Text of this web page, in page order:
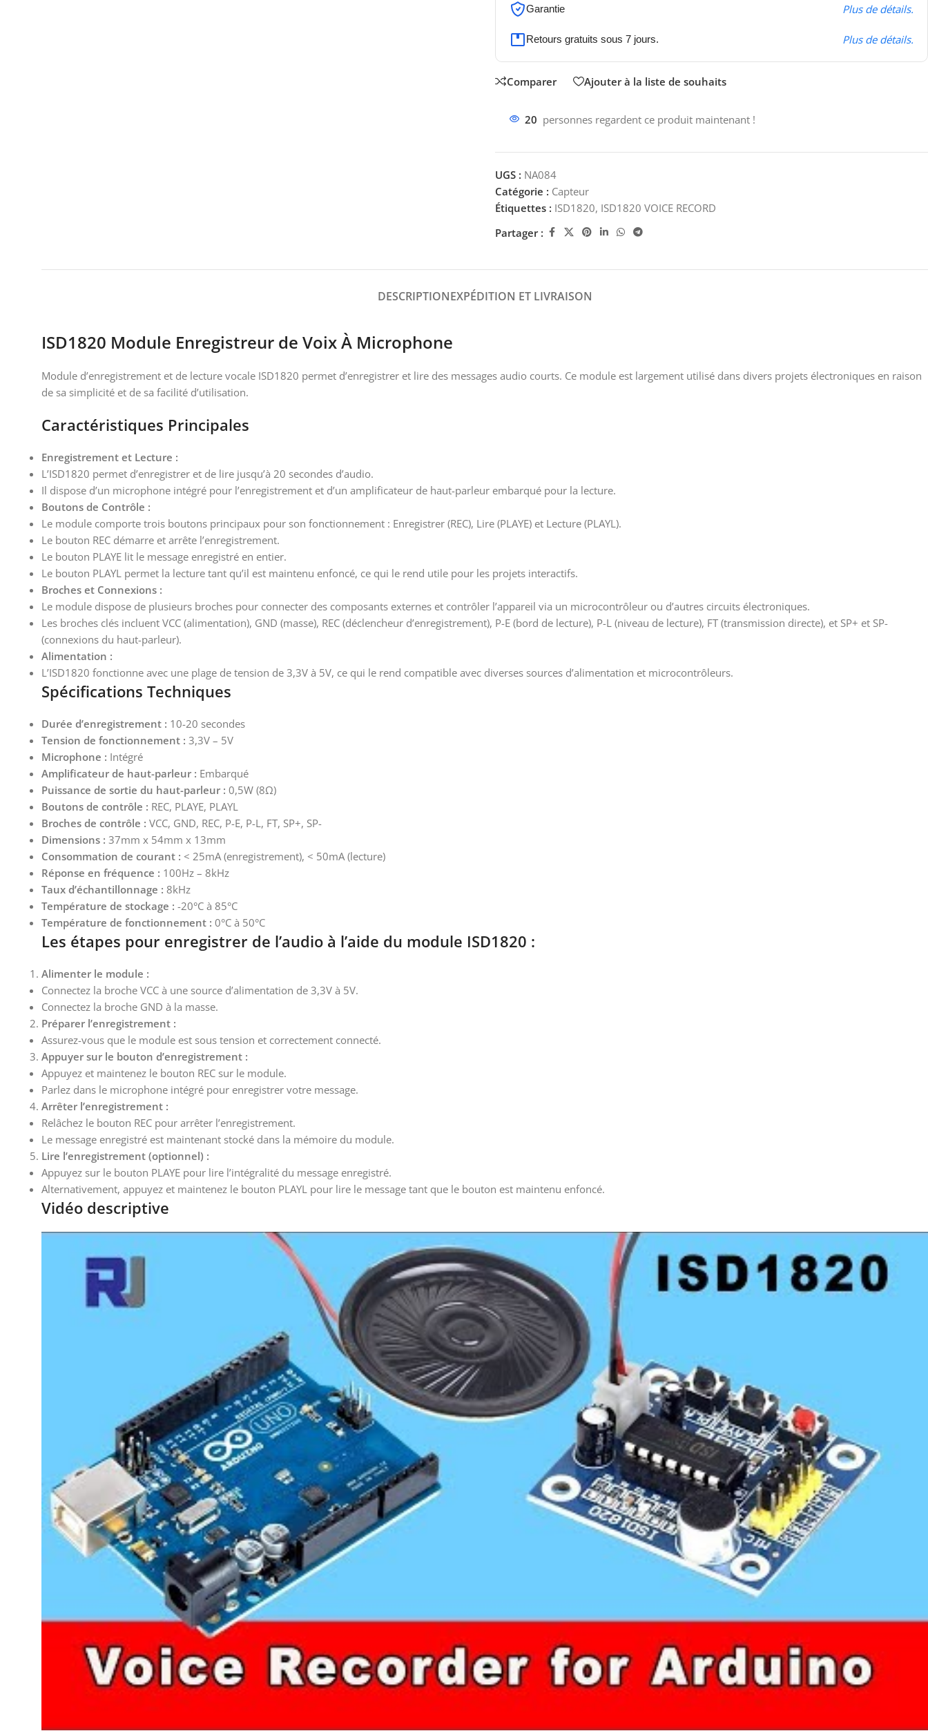
Garantie Plus de détails.
Retours gratuits sous 7 jours. Plus de détails.
Comparer Ajouter à la liste de souhaits
20 personnes regardent ce produit maintenant !
UGS : NA084
Catégorie : Capteur
Étiquettes : ISD1820, ISD1820 VOICE RECORD
Partager :
DESCRIPTIONEXPÉDITION ET LIVRAISON
ISD1820 Module Enregistreur de Voix À Microphone
Module d’enregistrement et de lecture vocale ISD1820 permet d’enregistrer et lire des messages audio courts. Ce module est largement utilisé dans divers projets électroniques en raison
de sa simplicité et de sa facilité d’utilisation.
Caractéristiques Principales
Enregistrement et Lecture :
L’ISD1820 permet d’enregistrer et de lire jusqu’à 20 secondes d’audio.
Il dispose d’un microphone intégré pour l’enregistrement et d’un amplificateur de haut-parleur embarqué pour la lecture.
Boutons de Contrôle :
Le module comporte trois boutons principaux pour son fonctionnement : Enregistrer (REC), Lire (PLAYE) et Lecture (PLAYL).
Le bouton REC démarre et arrête l’enregistrement.
Le bouton PLAYE lit le message enregistré en entier.
Le bouton PLAYL permet la lecture tant qu’il est maintenu enfoncé, ce qui le rend utile pour les projets interactifs.
Broches et Connexions :
Le module dispose de plusieurs broches pour connecter des composants externes et contrôler l’appareil via un microcontrôleur ou d’autres circuits électroniques.
Les broches clés incluent VCC (alimentation), GND (masse), REC (déclencheur d’enregistrement), P-E (bord de lecture), P-L (niveau de lecture), FT (transmission directe), et SP+ et SP-
(connexions du haut-parleur).
Alimentation :
L’ISD1820 fonctionne avec une plage de tension de 3,3V à 5V, ce qui le rend compatible avec diverses sources d’alimentation et microcontrôleurs.
Spécifications Techniques
Durée d’enregistrement : 10-20 secondes
Tension de fonctionnement : 3,3V – 5V
Microphone : Intégré
Amplificateur de haut-parleur : Embarqué
Puissance de sortie du haut-parleur : 0,5W (8Ω)
Boutons de contrôle : REC, PLAYE, PLAYL
Broches de contrôle : VCC, GND, REC, P-E, P-L, FT, SP+, SP-
Dimensions : 37mm x 54mm x 13mm
Consommation de courant : < 25mA (enregistrement), < 50mA (lecture)
Réponse en fréquence : 100Hz – 8kHz
Taux d’échantillonnage : 8kHz
Température de stockage : -20°C à 85°C
Température de fonctionnement : 0°C à 50°C
Les étapes pour enregistrer de l’audio à l’aide du module ISD1820 :
Alimenter le module :
Connectez la broche VCC à une source d’alimentation de 3,3V à 5V.
Connectez la broche GND à la masse.
Préparer l’enregistrement :
Assurez-vous que le module est sous tension et correctement connecté.
Appuyer sur le bouton d’enregistrement :
Appuyez et maintenez le bouton REC sur le module.
Parlez dans le microphone intégré pour enregistrer votre message.
Arrêter l’enregistrement :
Relâchez le bouton REC pour arrêter l’enregistrement.
Le message enregistré est maintenant stocké dans la mémoire du module.
Lire l’enregistrement (optionnel) :
Appuyez sur le bouton PLAYE pour lire l’intégralité du message enregistré.
Alternativement, appuyez et maintenez le bouton PLAYL pour lire le message tant que le bouton est maintenu enfoncé.
Vidéo descriptive